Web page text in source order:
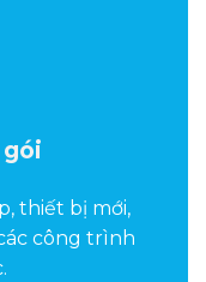
thiết bị mới,
công trình